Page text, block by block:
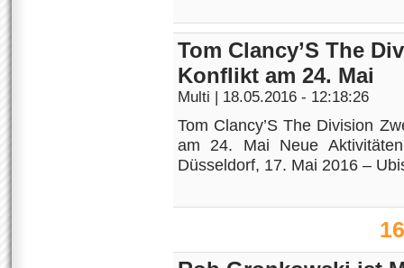
Tom Clancy’S The
Konflikt am 24. Mai
Multi | 18.05.2016 - 12:18:26
Tom Clancy’S The Division
am 24. Mai Neue
Düsseldorf, 17. Mai 2016 –